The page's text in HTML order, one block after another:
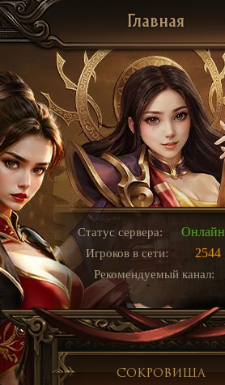
Главная
Статус сервера: Онлайн
Игроков в сети: 2544
Рекомендуемый канал:
Сокровища